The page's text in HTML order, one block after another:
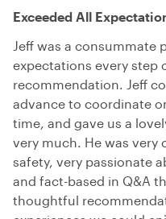
Exceeded All
Jeff was a consummate
expectations every step
recommendation. Jeff
advance to coordinate
time, and gave us a
very much. He was
safety, very passionate
and fact-based in Q&A
thoughtful